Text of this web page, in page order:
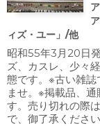
ィズ・ユー」/他
昭和55年3月20日
ズ、カスレ、少々
態です。※古い雑
ませ。※掲載品、
す。売り切れの際
で、御了承ください